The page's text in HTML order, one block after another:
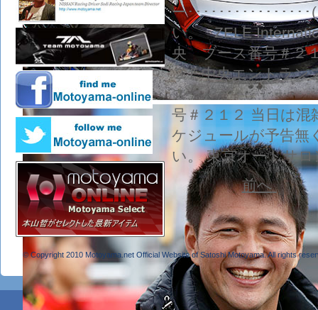
ー･･･････････････
い。 ･ZELE
央 ブース番号＃２
２Ｆ中央エントラン
ス･･･････････････
号＃２１２ 当日は
ケジュールが予告無
い。 東京オートサ
前へ
© Copyright 2010 Motoyama.net Official Website of Satoshi Motoyama. All rights